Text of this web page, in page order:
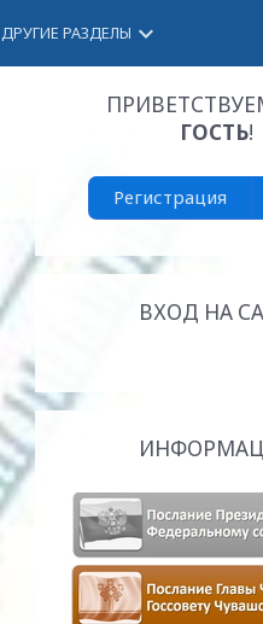
ДРУГИЕ РАЗДЕЛЫ keyboard_arrow_down
ГОСТЬ!
Регистрация
ВХОД НА